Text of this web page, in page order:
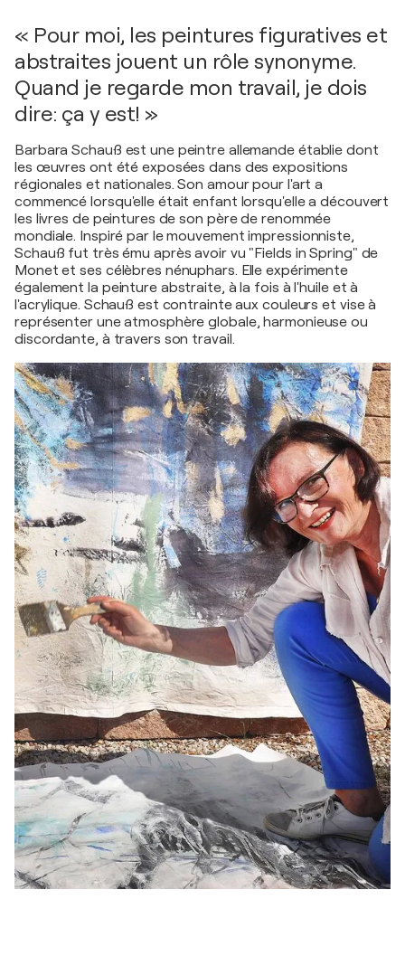
« Pour moi, les peintures figuratives et
abstraites jouent un rôle synonyme.
Quand je regarde mon travail, je dois
dire: ça y est! »
Barbara Schauß est une peintre allemande établie dont
les œuvres ont été exposées dans des expositions
régionales et nationales. Son amour pour l'art a
commencé lorsqu'elle était enfant lorsqu'elle a découvert
les livres de peintures de son père de renommée
mondiale. Inspiré par le mouvement impressionniste,
Schauß fut très ému après avoir vu "Fields in Spring" de
Monet et ses célèbres nénuphars. Elle expérimente
également la peinture abstraite, à la fois à l'huile et à
l'acrylique. Schauß est contrainte aux couleurs et vise à
représenter une atmosphère globale, harmonieuse ou
discordante, à travers son travail.